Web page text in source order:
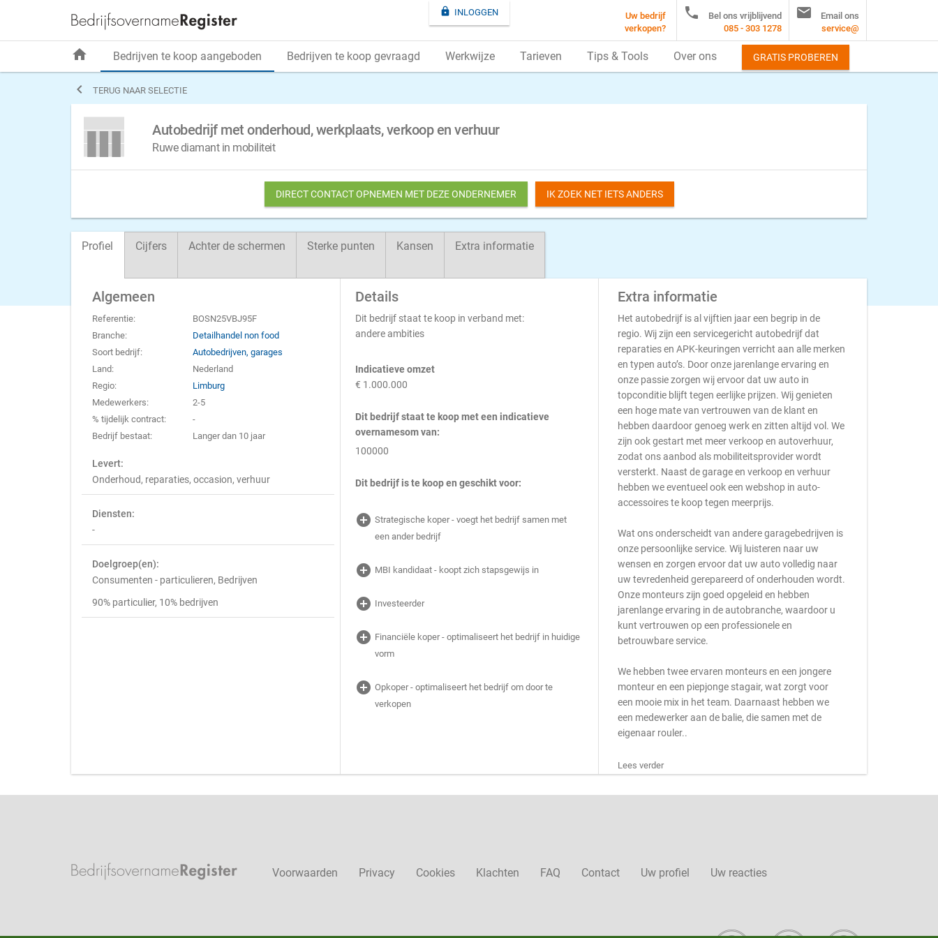
 TERUG NAAR SELECTIE
Autobedrijf met onderhoud, werkplaats, verkoop en verhuur
Ruwe diamant in mobiliteit
DIRECT CONTACT OPNEMEN MET DEZE ONDERNEMER IK ZOEK NET IETS ANDERS
Profiel Cijfers Achter de schermen Sterke punten Kansen Extra informatie
Algemeen
Referentie:
BOSN25VBJ95F
Branche:
Detailhandel non food
Soort bedrijf:
Autobedrijven, garages
Land:
Nederland
Regio:
Limburg
Medewerkers:
2-5
% tijdelijk contract:
-
Bedrijf bestaat:
Langer dan 10 jaar
Levert:
Onderhoud, reparaties, occasion, verhuur
Diensten:
-
Doelgroep(en):
Consumenten - particulieren, Bedrijven
90% particulier, 10% bedrijven
Details
Dit bedrijf staat te koop in verband met:
andere ambities
Indicatieve omzet
€ 1.000.000
Dit bedrijf staat te koop met een indicatieve
overnamesom van:
100000
Dit bedrijf is te koop en geschikt voor:
add_circle Strategische koper - voegt het bedrijf samen met
een ander bedrijf
add_circle MBI kandidaat - koopt zich stapsgewijs in
add_circle Investeerder
add_circle Financiële koper - optimaliseert het bedrijf in huidige
vorm
add_circle Opkoper - optimaliseert het bedrijf om door te
verkopen
Extra informatie
Het autobedrijf is al vijftien jaar een begrip in de
regio. Wij zijn een servicegericht autobedrijf dat
reparaties en APK-keuringen verricht aan alle merken
en typen auto’s. Door onze jarenlange ervaring en
onze passie zorgen wij ervoor dat uw auto in
topconditie blijft tegen eerlijke prijzen. Wij genieten
een hoge mate van vertrouwen van de klant en
hebben daardoor genoeg werk en zitten altijd vol. We
zijn ook gestart met meer verkoop en autoverhuur,
zodat ons aanbod als mobiliteitsprovider wordt
versterkt. Naast de garage en verkoop en verhuur
hebben we eventueel ook een webshop in auto-
accessoires te koop tegen meerprijs.
Wat ons onderscheidt van andere garagebedrijven is
onze persoonlijke service. Wij luisteren naar uw
wensen en zorgen ervoor dat uw auto volledig naar
uw tevredenheid gerepareerd of onderhouden wordt.
Onze monteurs zijn goed opgeleid en hebben
jarenlange ervaring in de autobranche, waardoor u
kunt vertrouwen op een professionele en
betrouwbare service.
We hebben twee ervaren monteurs en een jongere
monteur en een piepjonge stagair, wat zorgt voor
een mooie mix in het team. Daarnaast hebben we
een medewerker aan de balie, die samen met de
eigenaar rouler..
Lees verder
 INLOGGEN
Uw bedrijf
verkopen?

Bel ons vrijblijvend
085 - 303 1278

Email ons
service@
home Bedrijven te koop aangeboden Bedrijven te koop gevraagd Werkwijze Tarieven Tips & Tools Over ons GRATIS PROBEREN
Voorwaarden Privacy Cookies Klachten FAQ Contact Uw profiel Uw reacties